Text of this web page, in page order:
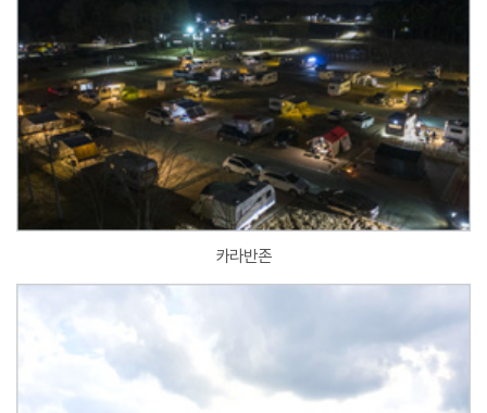
카라반존